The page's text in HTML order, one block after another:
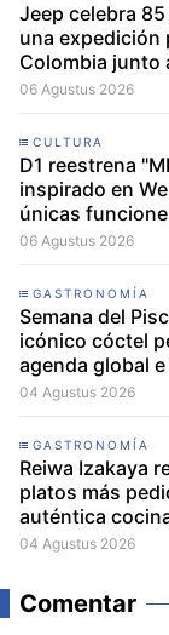
Jeep celebra
una expedición
Colombia junto
06 Agustus 2026
CULTURA
D1 reestrena
inspirado en
únicas
06 Agustus 2026
GASTRONOMÍA
Semana del
icónico cóctel
agenda global
el mundo a
04 Agustus 2026
GASTRONOMÍA
Reiwa Izakaya
platos más
auténtica
04 Agustus 2026
Comentar